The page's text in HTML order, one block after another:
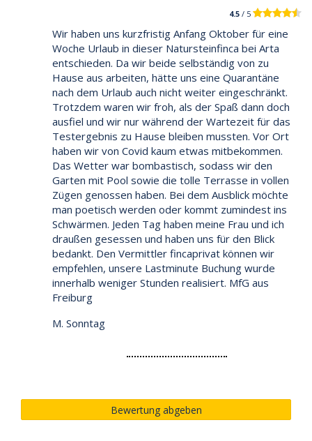
4.5 / 5
Wir haben uns kurzfristig Anfang Oktober für eine
Woche Urlaub in dieser Natursteinfinca bei Arta
entschieden. Da wir beide selbständig von zu
Hause aus arbeiten, hätte uns eine Quarantäne
nach dem Urlaub auch nicht weiter eingeschränkt.
Trotzdem waren wir froh, als der Spaß dann doch
ausfiel und wir nur während der Wartezeit für das
Testergebnis zu Hause bleiben mussten. Vor Ort
haben wir von Covid kaum etwas mitbekommen.
Das Wetter war bombastisch, sodass wir den
Garten mit Pool sowie die tolle Terrasse in vollen
Zügen genossen haben. Bei dem Ausblick möchte
man poetisch werden oder kommt zumindest ins
Schwärmen. Jeden Tag haben meine Frau und ich
draußen gesessen und haben uns für den Blick
bedankt. Den Vermittler fincaprivat können wir
empfehlen, unsere Lastminute Buchung wurde
innerhalb weniger Stunden realisiert. MfG aus
Freiburg
M. Sonntag
Bewertung abgeben